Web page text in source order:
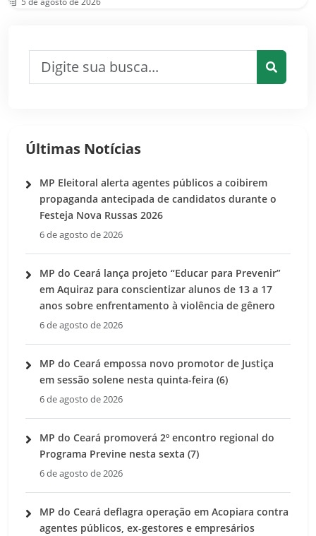
Últimas Notícias
MP Eleitoral alerta agentes públicos a coibirem
propaganda antecipada de candidatos durante o
Festeja Nova Russas 2026
6 de agosto de 2026
MP do Ceará lança projeto “Educar para Prevenir”
em Aquiraz para conscientizar alunos de 13 a 17
anos sobre enfrentamento à violência de gênero
6 de agosto de 2026
MP do Ceará empossa novo promotor de Justiça
em sessão solene nesta quinta-feira (6)
6 de agosto de 2026
MP do Ceará promoverá 2º encontro regional do
Programa Previne nesta sexta (7)
6 de agosto de 2026
MP do Ceará deflagra operação em Acopiara contra
agentes públicos, ex-gestores e empresários